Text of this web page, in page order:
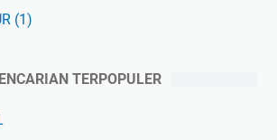
(1)
TERPOPULER